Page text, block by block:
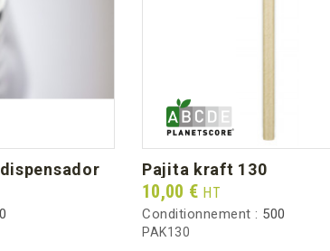
dispensador pajita kraft 130
Prix
10,00 € HT
Conditionnement : 500
PAK130